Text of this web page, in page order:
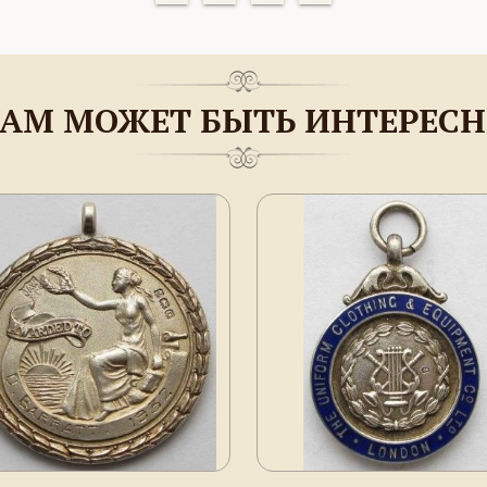
МОЖЕТ БЫТЬ